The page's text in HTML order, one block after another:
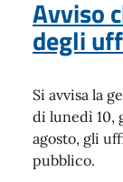
Avviso
degli
Si avvisa la
di lunedì 10,
agosto, gli
pubblico.